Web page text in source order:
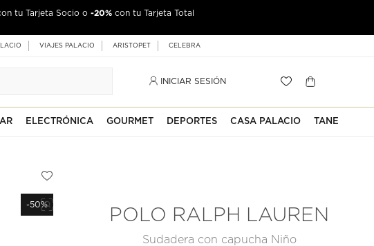
tu Tarjeta Socio o -20% con tu Tarjeta Total
VIAJES PALACIO ARISTOPET CELEBRA
INICIAR SESIÓN
ELECTRÓNICA GOURMET DEPORTES CASA PALACIO TANE
-50%
POLO RALPH LAUREN
Sudadera con capucha Niño